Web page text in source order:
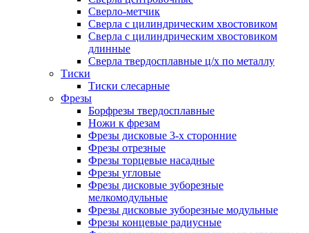
Сверло-метчик
Сверла с цилиндрическим хвостовиком
Сверла с цилиндрическим хвостовиком
длинные
Сверла твердосплавные ц/х по металлу
Тиски
Тиски слесарные
Фрезы
Борфрезы твердосплавные
Ножи к фрезам
Фрезы дисковые 3-х сторонние
Фрезы отрезные
Фрезы торцевые насадные
Фрезы угловые
Фрезы дисковые зуборезные
мелкомодульные
Фрезы дисковые зуборезные модульные
Фрезы концевые радиусные